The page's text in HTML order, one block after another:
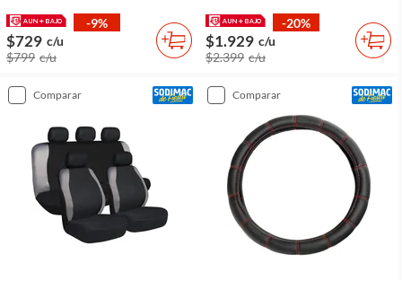
-9%
$729 c/u
$799 c/u
-20%
$1.929 c/u
$2.399 c/u
comparar comparar